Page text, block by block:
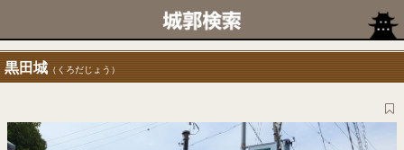
黒田城 （くろだじょう）